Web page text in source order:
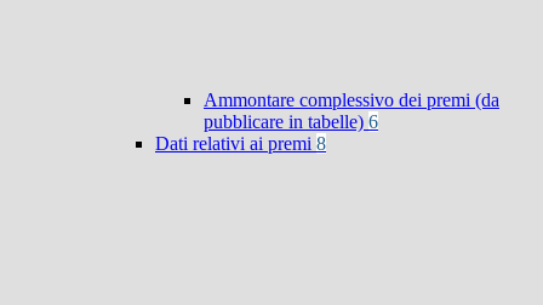
Ammontare complessivo dei premi (da
pubblicare in tabelle) 6
Dati relativi ai premi 8